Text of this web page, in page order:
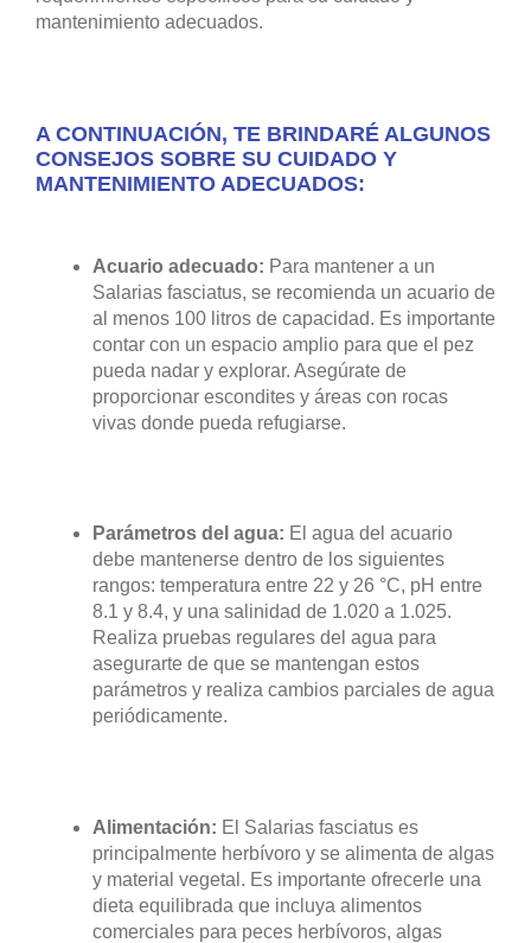
mantenimiento adecuados.
A CONTINUACIÓN, TE BRINDARÉ ALGUNOS
CONSEJOS SOBRE SU CUIDADO Y
MANTENIMIENTO ADECUADOS:
Acuario adecuado: Para mantener a un
Salarias fasciatus, se recomienda un acuario de
al menos 100 litros de capacidad. Es importante
contar con un espacio amplio para que el pez
pueda nadar y explorar. Asegúrate de
proporcionar escondites y áreas con rocas
vivas donde pueda refugiarse.
Parámetros del agua: El agua del acuario
debe mantenerse dentro de los siguientes
rangos: temperatura entre 22 y 26 °C, pH entre
8.1 y 8.4, y una salinidad de 1.020 a 1.025.
Realiza pruebas regulares del agua para
asegurarte de que se mantengan estos
parámetros y realiza cambios parciales de agua
periódicamente.
Alimentación: El Salarias fasciatus es
principalmente herbívoro y se alimenta de algas
y material vegetal. Es importante ofrecerle una
dieta equilibrada que incluya alimentos
comerciales para peces herbívoros, algas